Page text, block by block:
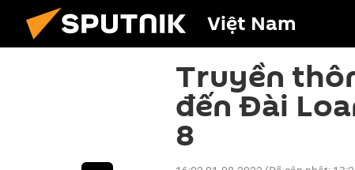
Việt Nam
Truyền
đến Đài
8